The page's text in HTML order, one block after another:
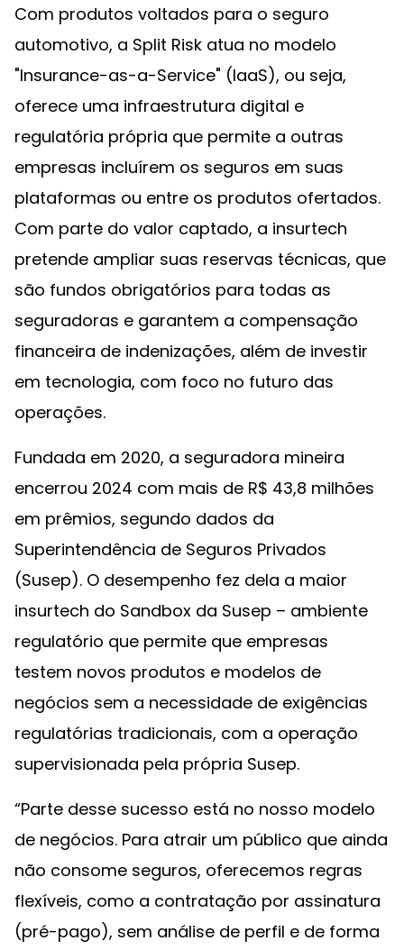
Com produtos voltados para o seguro
automotivo, a Split Risk atua no modelo
"Insurance-as-a-Service" (IaaS), ou seja,
oferece uma infraestrutura digital e
regulatória própria que permite a outras
empresas incluírem os seguros em suas
plataformas ou entre os produtos ofertados.
Com parte do valor captado, a insurtech
pretende ampliar suas reservas técnicas, que
são fundos obrigatórios para todas as
seguradoras e garantem a compensação
financeira de indenizações, além de investir
em tecnologia, com foco no futuro das
operações.
Fundada em 2020, a seguradora mineira
encerrou 2024 com mais de R$ 43,8 milhões
em prêmios, segundo dados da
Superintendência de Seguros Privados
(Susep). O desempenho fez dela a maior
insurtech do Sandbox da Susep – ambiente
regulatório que permite que empresas
testem novos produtos e modelos de
negócios sem a necessidade de exigências
regulatórias tradicionais, com a operação
supervisionada pela própria Susep.
“Parte desse sucesso está no nosso modelo
de negócios. Para atrair um público que ainda
não consome seguros, oferecemos regras
flexíveis, como a contratação por assinatura
(pré-pago), sem análise de perfil e de forma